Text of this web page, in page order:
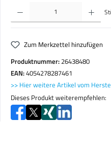
Produkt Anzahl: Gib den gewünschten Wert
Zum Merkzettel hinzufügen
Produktnummer:26438480
EAN:4054278287461
>> Hier weitere Artikel vom
Dieses Produkt weiterempfehlen: